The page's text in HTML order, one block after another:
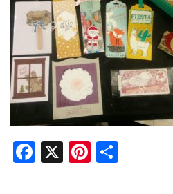
Facebook
X Pinterest